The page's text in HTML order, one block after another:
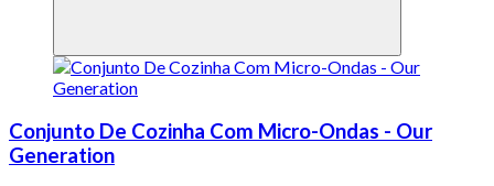
Conjunto De Cozinha Com Micro-Ondas - Our
Generation